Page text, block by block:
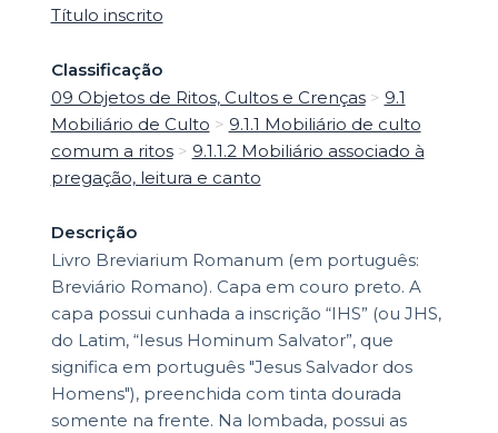
Título inscrito
Classificação
09 Objetos de Ritos, Cultos e Crenças> 9.1
Mobiliário de Culto > 9.1.1 Mobiliário de culto
comum a ritos> 9.1.1.2 Mobiliário associado à
pregação, leitura e canto
Descrição
Livro Breviarium Romanum (em português:
Breviário Romano). Capa em couro preto. A
capa possui cunhada a inscrição “IHS” (ou JHS,
do Latim, “Iesus Hominum Salvator”, que
significa em português "Jesus Salvador dos
Homens"), preenchida com tinta dourada
somente na frente. Na lombada, possui as